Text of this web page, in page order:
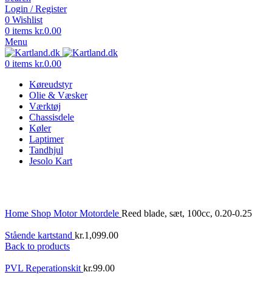
Login / Register
0 Wishlist
0 items kr.0.00
Menu
0 items kr.0.00
Køreudstyr
Olie & Væsker
Værktøj
Chassisdele
Køler
Laptimer
Tandhjul
Jesolo Kart
Home Shop MotorMotordele Reed blade, sæt, 100cc, 0.20-0.25
Stående kartstand kr.1,099.00
Back to products
PVL Reperationskit kr.99.00